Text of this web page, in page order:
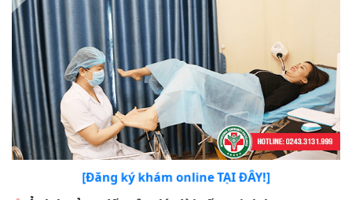
[Đăng ký khám online TẠI ĐÂY!]